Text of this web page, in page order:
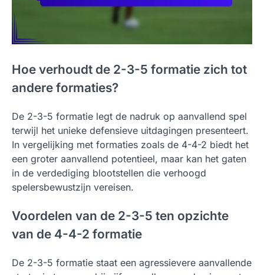
Hoe verhoudt de 2-3-5 formatie zich tot
andere formaties?
De 2-3-5 formatie legt de nadruk op aanvallend spel
terwijl het unieke defensieve uitdagingen presenteert.
In vergelijking met formaties zoals de 4-4-2 biedt het
een groter aanvallend potentieel, maar kan het gaten
in de verdediging blootstellen die verhoogd
spelersbewustzijn vereisen.
Voordelen van de 2-3-5 ten opzichte
van de 4-4-2 formatie
De 2-3-5 formatie staat een agressievere aanvallende